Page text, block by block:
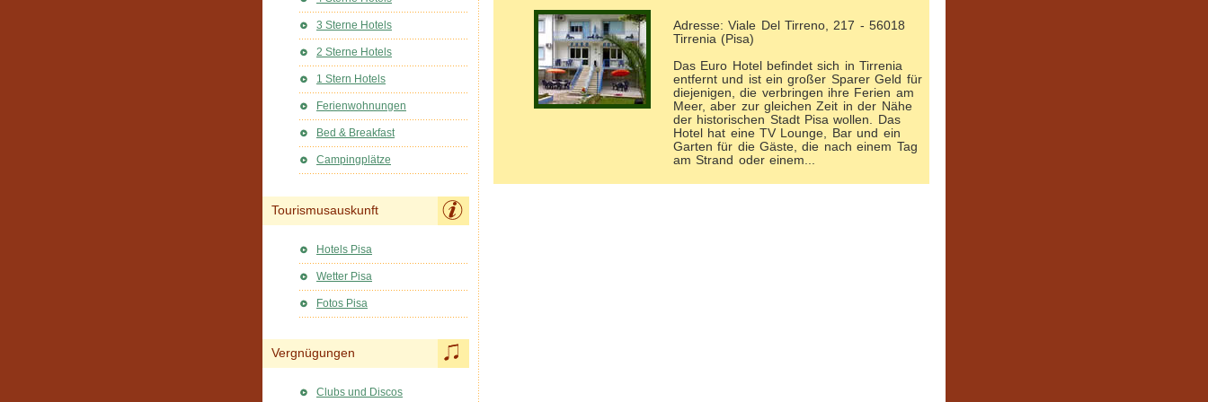
Adresse: Viale Del Tirreno, 217 - 56018
Tirrenia (Pisa)
Das Euro Hotel befindet sich in Tirrenia
entfernt und ist ein großer Sparer Geld für
diejenigen, die verbringen ihre Ferien am
Meer, aber zur gleichen Zeit in der Nähe
der historischen Stadt Pisa wollen. Das
Hotel hat eine TV Lounge, Bar und ein
Garten für die Gäste, die nach einem Tag
am Strand oder einem...
3 Sterne Hotels
2 Sterne Hotels
1 Stern Hotels
Ferienwohnungen
Bed & Breakfast
Campingplätze
Tourismusauskunft
Hotels Pisa
Wetter Pisa
Fotos Pisa
Vergnügungen
Clubs und Discos